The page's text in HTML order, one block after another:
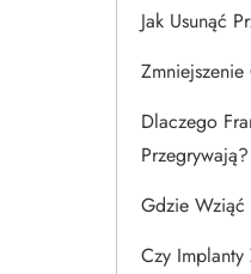
Jak Usunąć
Dlaczego
Przegrywają?
Gdzie Wziąć
Czy